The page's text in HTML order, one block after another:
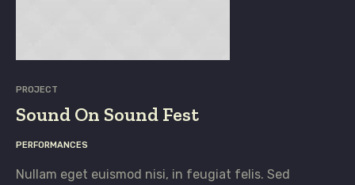
PROJECT
Sound On Sound Fest
PERFORMANCES
Nullam eget euismod nisi, in feugiat felis. Sed